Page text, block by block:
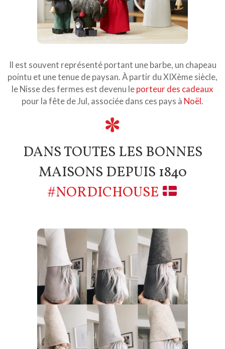
Il est souvent représenté portant une barbe, un chapeau
pointu et une tenue de paysan. À partir du XIXème siècle,
le Nisse des fermes est devenu leporteur des cadeaux
pour la fête de Jul, associée dans ces pays à Noël.
DANS TOUTES LES BONNES
MAISONS DEPUIS 1840
#NORDICHOUSE